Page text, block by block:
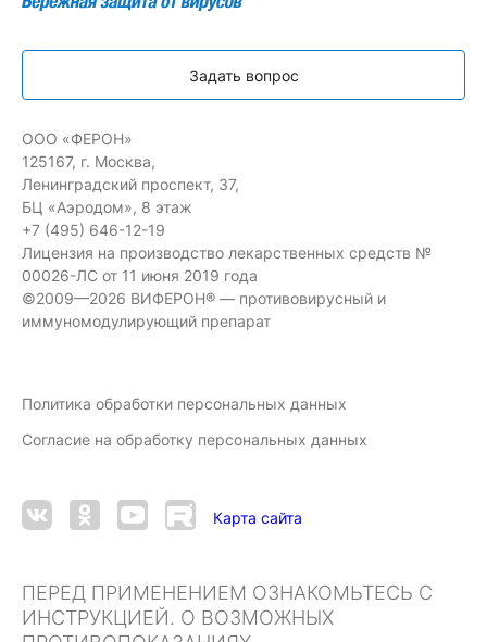
Задать вопрос
ООО «ФЕРОН»
125167, г. Москва,
Ленинградский проспект, 37,
БЦ «Аэродом», 8 этаж
+7 (495) 646-12-19
Лицензия на производство лекарственных средств №
00026-ЛС от 11 июня 2019 года
©2009—2026 ВИФЕРОН® — противовирусный и
иммуномодулирующий препарат
Политика обработки персональных данных
Согласие на обработку персональных данных
Карта сайта
ПЕРЕД ПРИМЕНЕНИЕМ ОЗНАКОМЬТЕСЬ С
ИНСТРУКЦИЕЙ. О ВОЗМОЖНЫХ